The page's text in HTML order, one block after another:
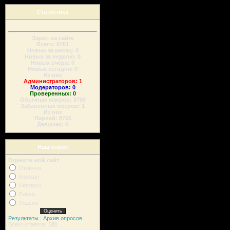
Статистика
Зарег. на сайте
Всего: 8761
Новых за месяц: 0
Новых за неделю: 0
Новых вчера: 0
Новых сегодня: 0
Из них
Администраторов: 1
Модераторов: 0
Проверенных: 0
Обычных юзеров: 8760
Забаненных юзеров: 1
Из них
Парней: 8755
Девушек: 6
Наш опрос
Оцените мой сайт
Отлично
Хорошо
Неплохо
Плохо
Ужасно
Результаты | Архив опросов
Всего ответов: 181